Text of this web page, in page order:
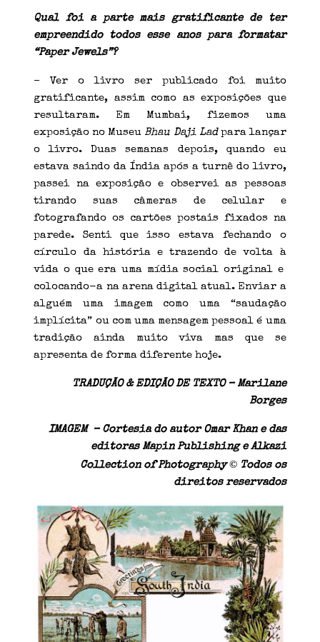
Qual foi a parte mais gratificante de ter
empreendido todos esse anos para formatar
“Paper Jewels”?
– Ver o livro ser publicado foi muito
gratificante, assim como as exposições que
resultaram. Em Mumbai, fizemos uma
exposição no Museu Bhau Daji Ladpara lançar
o livro. Duas semanas depois, quando eu
estava saindo da Índia após a turnê do livro,
passei na exposição e observei as pessoas
tirando suas câmeras de celular e
fotografando os cartões postais fixados na
parede. Senti que isso estava fechando o
círculo da história e trazendo de volta à
vida o que era uma mídia social original e
colocando-a na arena digital atual. Enviar a
alguém uma imagem como uma “saudação
implícita” ou com uma mensagem pessoal é uma
tradição ainda muito viva mas que se
apresenta de forma diferente hoje.
TRADUÇÃO & EDIÇÃO DE TEXTO – Marilane
Borges
IMAGEM – Cortesia do autor Omar Khan e das
editoras Mapin Publishing e Alkazi
Collection of Photography©Todos os
direitos reservados